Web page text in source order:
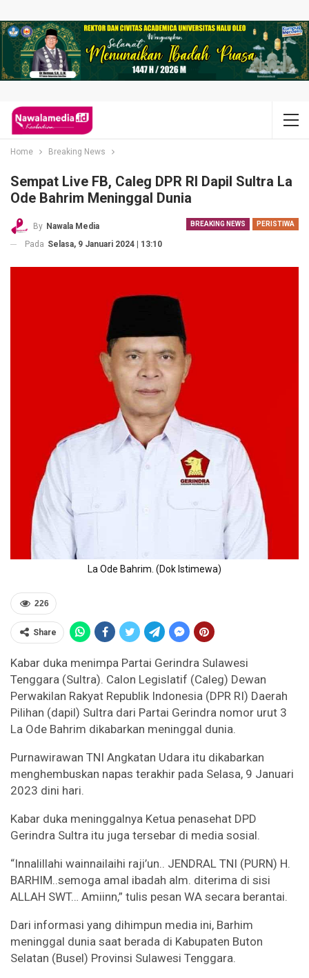
Home Breaking News
Sempat Live FB, Caleg DPR RI Dapil Sultra La
Ode Bahrim Meninggal Dunia
BREAKING NEWS PERISTIWA
By Nawala Media
Pada Selasa, 9 Januari 2024 | 13:10
La Ode Bahrim. (Dok Istimewa)
226
Share
Kabar duka menimpa Partai Gerindra Sulawesi
Tenggara (Sultra). Calon Legislatif (Caleg) Dewan
Perwakilan Rakyat Republik Indonesia (DPR RI) Daerah
Pilihan (dapil) Sultra dari Partai Gerindra nomor urut 3
La Ode Bahrim dikabarkan meninggal dunia.
Purnawirawan TNI Angkatan Udara itu dikabarkan
menghembuskan napas terakhir pada Selasa, 9 Januari
2023 dini hari.
Kabar duka meninggalnya Ketua penasehat DPD
Gerindra Sultra itu juga tersebar di media sosial.
“Innalillahi wainnailaihi raji’un.. JENDRAL TNI (PURN) H.
BARHIM..semoga amal ibadah alm. diterima di sisi
ALLAH SWT… Amiinn,” tulis pesan WA secara berantai.
Dari informasi yang dihimpun media ini, Barhim
meninggal dunia saat berada di Kabupaten Buton
Selatan (Busel) Provinsi Sulawesi Tenggara.